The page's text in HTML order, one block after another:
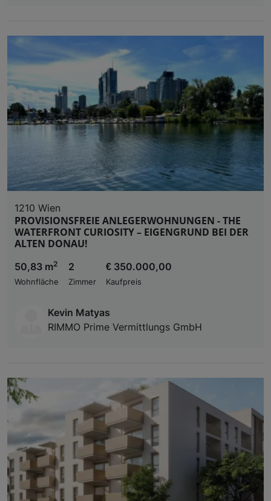
1210 Wien
PROVISIONSFREIE ANLEGERWOHNUNGEN - THE
WATERFRONT CURIOSITY – EIGENGRUND BEI DER
ALTEN DONAU!
50,83 m2
Wohnfläche
2
Zimmer
€ 350.000,00
Kaufpreis
Kevin Matyas
RIMMO Prime Vermittlungs GmbH